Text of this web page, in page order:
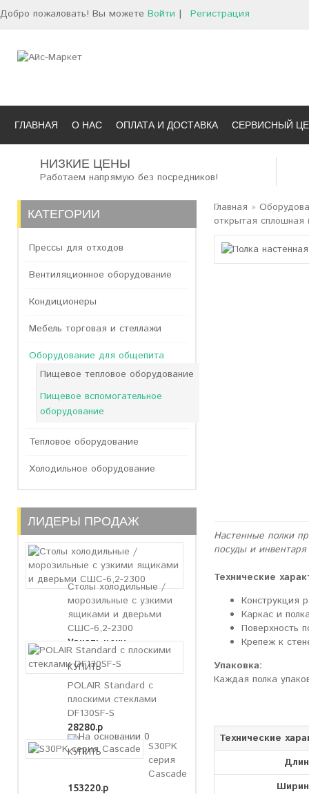
Добро пожаловать! Вы можете Войти | Регистрация
ГЛАВНАЯ О НАС ОПЛАТА И ДОСТАВКА СЕРВИСНЫЙ
НИЗКИЕ ЦЕНЫ
Работаем напрямую без посредников!
КАТЕГОРИИ
Прессы для отходов
Вентиляционное оборудование
Кондиционеры
Мебель торговая и стеллажи
Оборудование для общепита
Пищевое тепловое оборудование
Пищевое вспомогательное
оборудование
Тепловое оборудование
Холодильное оборудование
ЛИДЕРЫ ПРОДАЖ
Столы холодильные /
морозильные с узкими
ящиками и дверьми
СШС-6,2-2300
Узнать цену
POLAIR Standard с
плоскими стеклами
DF130SF-S
28280.р
S30PK
серия
Cascade
153220.р
Главная »
открытая сплошная
Настенные полки
посуды и
Технические
Конструкция
Каркас и
Поверхность
Крепеж к
Упаковка:
Каждая полка
Технические